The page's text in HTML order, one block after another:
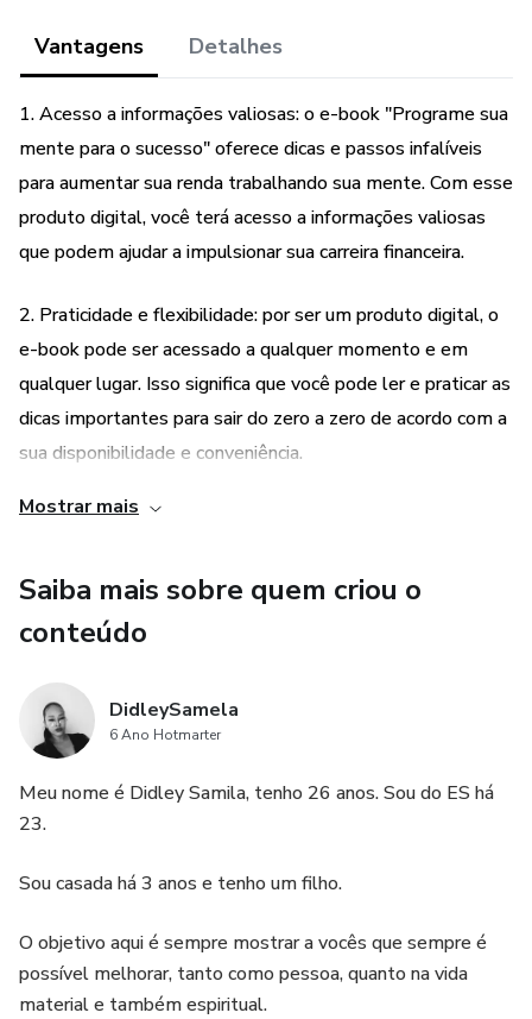
Vantagens Detalhes
1. Acesso a informações valiosas: o e-book "Programe sua
mente para o sucesso" oferece dicas e passos infalíveis
para aumentar sua renda trabalhando sua mente. Com esse
produto digital, você terá acesso a informações valiosas
que podem ajudar a impulsionar sua carreira financeira.
2. Praticidade e flexibilidade: por ser um produto digital, o
e-book pode ser acessado a qualquer momento e em
qualquer lugar. Isso significa que você pode ler e praticar as
dicas importantes para sair do zero a zero de acordo com a
sua disponibilidade e conveniência.
3. Resultados comprovados: as dicas e passos
por pessoas que já conseguiram aumentar suas rendas. Ao
seguir as orientações do produto, você terá a oportunidade
para outras pessoas, aumentando suas chances de sucesso
financeiro.
Mostrar mais
Saiba mais sobre quem criou o
conteúdo
DidleySamela
6 Ano Hotmarter
Meu nome é Didley Samila, tenho 26 anos. Sou do ES há
23.
Sou casada há 3 anos e tenho um filho.
O objetivo aqui é sempre mostrar a vocês que sempre é
possível melhorar, tanto como pessoa, quanto na vida
material e também espiritual.